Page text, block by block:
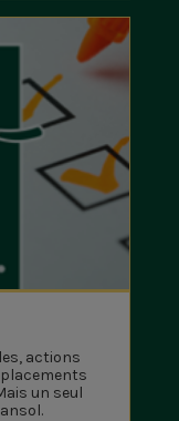
actions
placements
un seul